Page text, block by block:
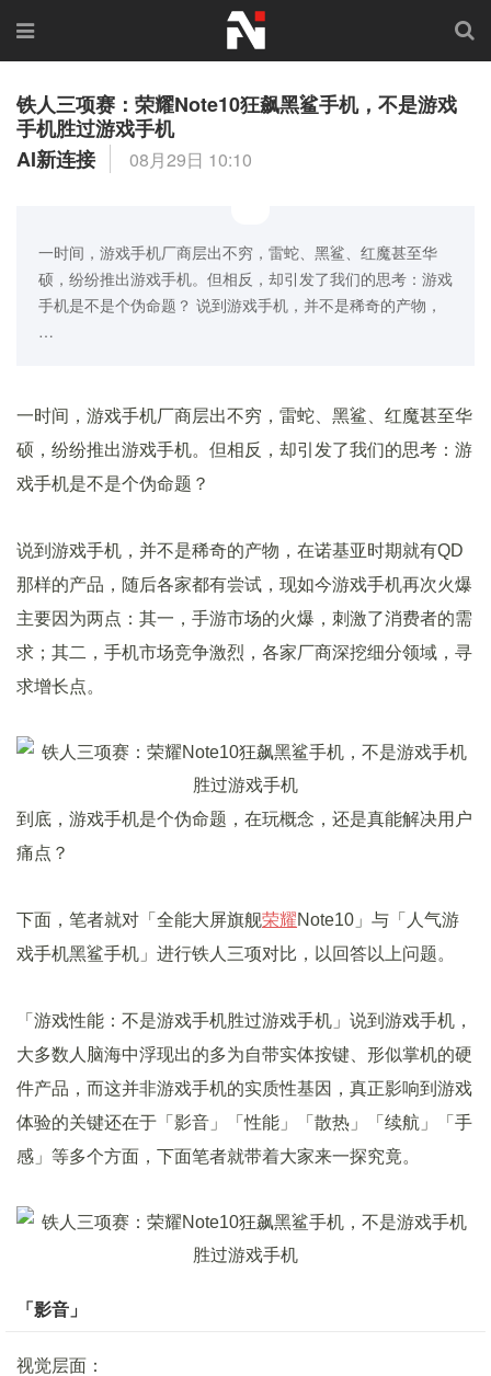
铁人三项赛：荣耀Note10狂飙黑鲨手机，不是游戏
手机胜过游戏手机
AI新连接
08月29日 10:10
一时间，游戏手机厂商层出不穷，雷蛇、黑鲨、红魔甚至华
硕，纷纷推出游戏手机。但相反，却引发了我们的思考：游戏
手机是不是个伪命题？ 说到游戏手机，并不是稀奇的产物，
…
一时间，游戏手机厂商层出不穷，雷蛇、黑鲨、红魔甚至华
硕，纷纷推出游戏手机。但相反，却引发了我们的思考：游
戏手机是不是个伪命题？
说到游戏手机，并不是稀奇的产物，在诺基亚时期就有QD
那样的产品，随后各家都有尝试，现如今游戏手机再次火爆
主要因为两点：其一，手游市场的火爆，刺激了消费者的需
求；其二，手机市场竞争激烈，各家厂商深挖细分领域，寻
求增长点。
到底，游戏手机是个伪命题，在玩概念，还是真能解决用户
痛点？
下面，笔者就对「全能大屏旗舰荣耀Note10」与「人气游
戏手机黑鲨手机」进行铁人三项对比，以回答以上问题。
「游戏性能：不是游戏手机胜过游戏手机」说到游戏手机，
大多数人脑海中浮现出的多为自带实体按键、形似掌机的硬
件产品，而这并非游戏手机的实质性基因，真正影响到游戏
体验的关键还在于「影音」「性能」「散热」「续航」「手
感」等多个方面，下面笔者就带着大家来一探究竟。
「影音」
视觉层面：